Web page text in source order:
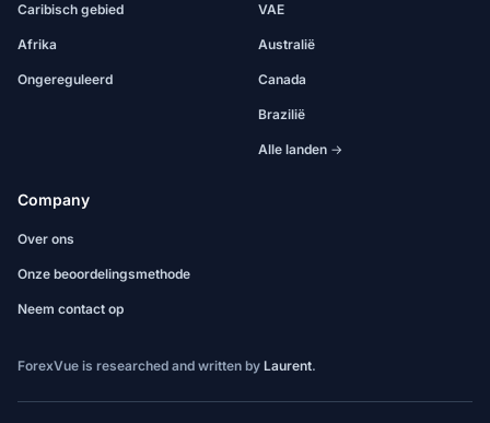
Caribisch gebied
Afrika
Ongereguleerd
VAE
Australië
Canada
Brazilië
Alle landen →
Company
Over ons
Onze beoordelingsmethode
Neem contact op
ForexVue is researched and written by Laurent.